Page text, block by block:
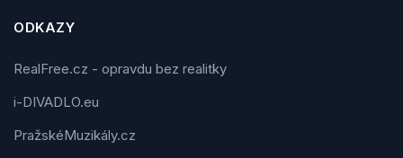
ODKAZY
RealFree.cz - opravdu bez realitky
i-DIVADLO.eu
PražskéMuzikály.cz